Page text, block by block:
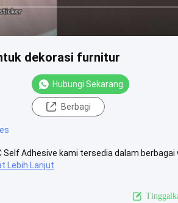
dekorasi furnitur
Hubungi Sekarang
Berbagi
Self Adhesive kami tersedia dalam berbagai
Lebih Lanjut